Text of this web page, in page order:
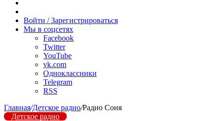
радио
Войти / Зарегистрироваться
Мы в соцсетях
Facebook
Twitter
YouTube
vk.com
Одноклассники
Telegram
RSS
Главная/Детское радио/Радио Соня
Детское радио